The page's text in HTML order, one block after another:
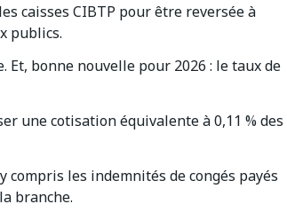
caisses CIBTP pour être reversée à
publics.
Et, bonne nouvelle pour 2026 : le taux de
une cotisation équivalente à 0,11 % des
compris les indemnités de congés payés
branche.